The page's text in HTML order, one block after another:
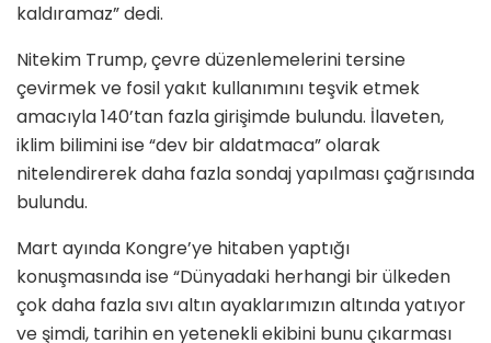
kaldıramaz” dedi.
Nitekim Trump, çevre düzenlemelerini tersine
çevirmek ve fosil yakıt kullanımını teşvik etmek
amacıyla 140’tan fazla girişimde bulundu. İlaveten,
iklim bilimini ise “dev bir aldatmaca” olarak
nitelendirerek daha fazla sondaj yapılması çağrısında
bulundu.
Mart ayında Kongre’ye hitaben yaptığı
konuşmasında ise “Dünyadaki herhangi bir ülkeden
çok daha fazla sıvı altın ayaklarımızın altında yatıyor
ve şimdi, tarihin en yetenekli ekibini bunu çıkarması